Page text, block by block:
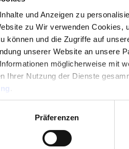
und Anzeigen zu
zu Wir verwenden
können und die Zugriffe auf
unserer Website an unsere
möglicherweise mit
Ihrer Nutzung der Dienste
Präferenzen
und innen nur halb durch
Teigplatte nach dem
in einen ausreichend
noch weich ist und auf
legen bis diese
können Sie
dazwischenlegen. Dann für